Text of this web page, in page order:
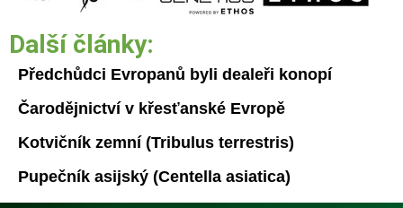
Další články:
Předchůdci Evropanů byli dealeři konopí
Čarodějnictví v křesťanské Evropě
Kotvičník zemní (Tribulus terrestris)
Pupečník asijský (Centella asiatica)